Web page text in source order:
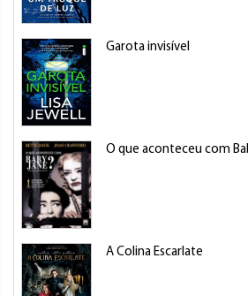
Garota invisível
O que aconteceu com
A Colina Escarlate